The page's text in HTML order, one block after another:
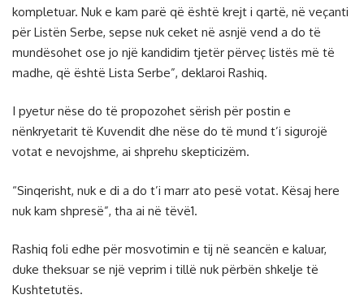
kompletuar. Nuk e kam parë që është krejt i qartë, në veçanti
për Listën Serbe, sepse nuk ceket në asnjë vend a do të
mundësohet ose jo një kandidim tjetër përveç listës më të
madhe, që është Lista Serbe”, deklaroi Rashiq.
I pyetur nëse do të propozohet sërish për postin e
nënkryetarit të Kuvendit dhe nëse do të mund t’i sigurojë
votat e nevojshme, ai shprehu skepticizëm.
“Sinqerisht, nuk e di a do t’i marr ato pesë votat. Kësaj here
nuk kam shpresë”, tha ai në tëvë1.
Rashiq foli edhe për mosvotimin e tij në seancën e kaluar,
duke theksuar se një veprim i tillë nuk përbën shkelje të
Kushtetutës.